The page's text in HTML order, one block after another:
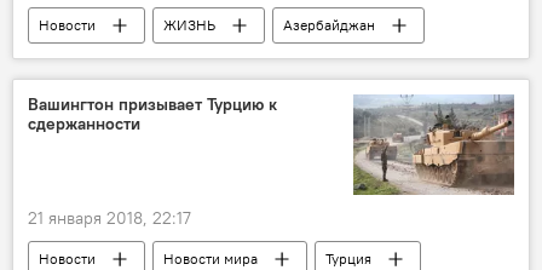
Новости ЖИЗНЬ
Азербайджан
Гобу
Ибрагим Кярбалаев
ОАО Azəriqaz
ASAN Kommunal
жалоба
Вашингтон призывает Турцию к
сдержанности
21 января 2018, 22:17
Новости Новости мира
Турция